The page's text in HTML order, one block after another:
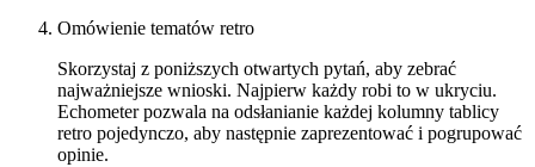
Omówienie tematów retro
Skorzystaj z poniższych otwartych pytań, aby zebrać
najważniejsze wnioski. Najpierw każdy robi to w ukryciu.
Echometer pozwala na odsłanianie każdej kolumny tablicy
retro pojedynczo, aby następnie zaprezentować i pogrupować
opinie.